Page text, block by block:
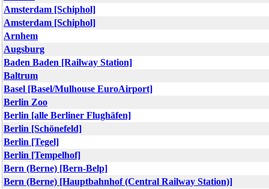
Amsterdam [Schiphol]
Amsterdam [Schiphol]
Arnhem
Augsburg
Baden Baden [Railway Station]
Baltrum
Basel [Basel/Mulhouse EuroAirport]
Berlin Zoo
Berlin [alle Berliner Flughäfen]
Berlin [Schönefeld]
Berlin [Tegel]
Berlin [Tempelhof]
Bern (Berne) [Bern-Belp]
Bern (Berne) [Hauptbahnhof (Central Railway Station)]